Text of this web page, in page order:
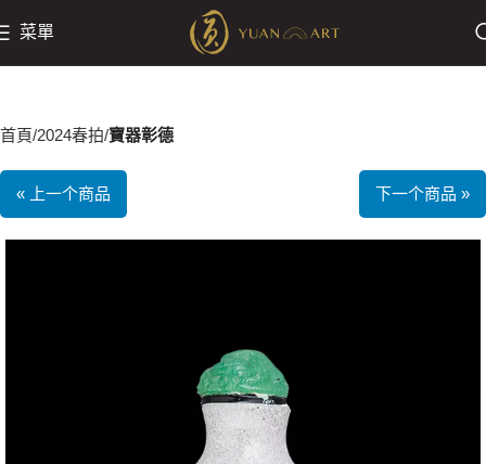
菜單
首頁 2024春拍 寶器彰德
« 上一个商品 下一个商品 »